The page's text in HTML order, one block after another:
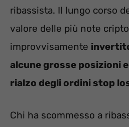
ribassista. Il lungo corso
valore delle più note
improvvisamente
alcune grosse posizioni e
rialzo degli ordini stop
Chi ha scommesso a